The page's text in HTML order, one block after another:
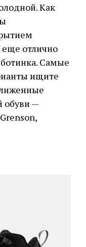
Как
еще отлично
Самые
ищите
обуви —